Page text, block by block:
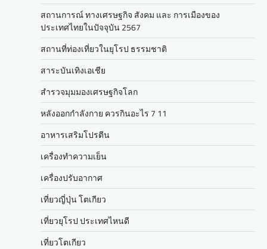
สถานการณ์ ทางเศรษฐกิจ สังคม และ การเมืองของ
ประเทศไทยในปัจจุบัน 2567
สถานที่ท่องเที่ยวในยุโรป ธรรมชาติ
สาระบันเทิงเอเชีย
สำรวจมุมมองเศรษฐกิจโลก
หลังออกกําลังกาย ควรกินอะไร 7 11
อาหารเสริมโปรตีน
เครื่องทำความเย็น
เครื่องปรับอากาศ
เที่ยวญี่ปุ่น โตเกียว
เที่ยวยุโรป ประเทศไหนดี
เที่ยวโตเกียว